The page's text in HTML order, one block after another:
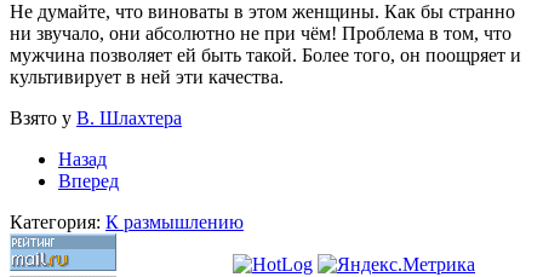
Не думайте, что виноваты в этом женщины. Как бы странно
ни звучало, они абсолютно не при чём! Проблема в том, что
мужчина позволяет ей быть такой. Более того, он поощряет и
культивирует в ней эти качества.
Взято у В. Шлахтера
Назад
Вперед
Категория: К размышлению